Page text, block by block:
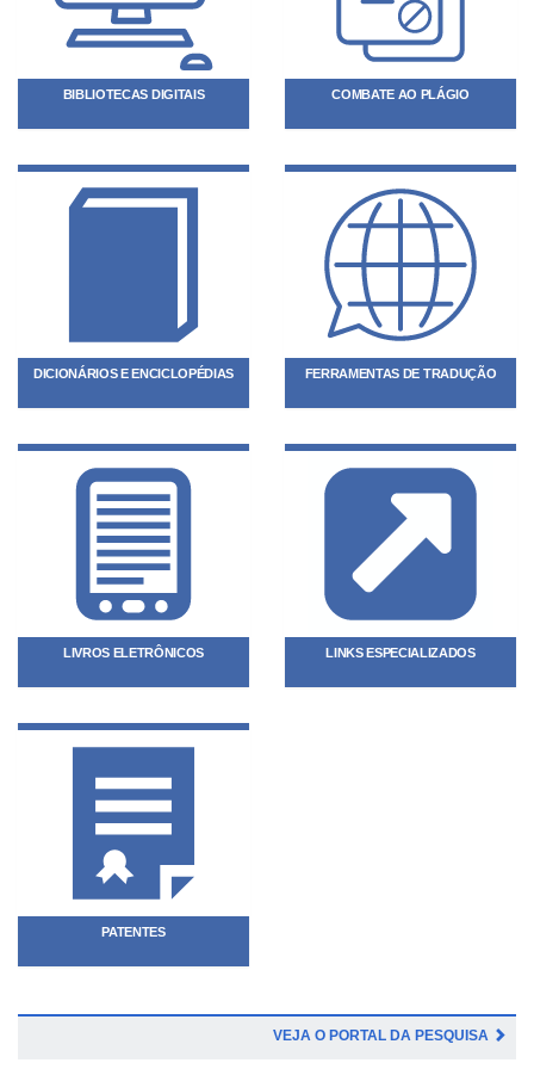
BIBLIOTECAS DIGITAIS COMBATE AO PLÁGIO
DICIONÁRIOS E ENCICLOPÉDIAS FERRAMENTAS DE TRADUÇÃO
LIVROS ELETRÔNICOS LINKS ESPECIALIZADOS
PATENTES
VEJA O PORTAL DA PESQUISA